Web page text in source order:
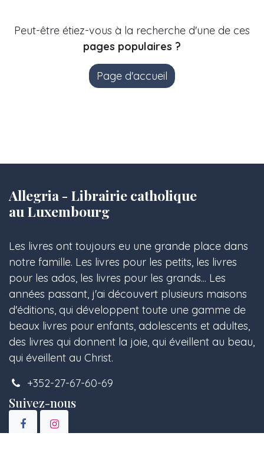
Peut-être étiez-vous à la recherche d'une de ces
pages populaires ?
Page d'accueil
Allegria - Librairie catholique
au Luxembourg
Les livres ont toujours eu une grande place dans
notre famille. Les livres pour les petits, les livres
pour les ados, les livres pour les grands... Les
années passant, j'ai découvert plusieurs maisons
d'éditions, qui développent toute une gamme de
beaux livres pour enfants, adolescents et adultes,
des livres qui donnent la joie, qui éveillent au beau,
qui éveillent au Christ.
+352-27-67-60-69
Suivez-nous